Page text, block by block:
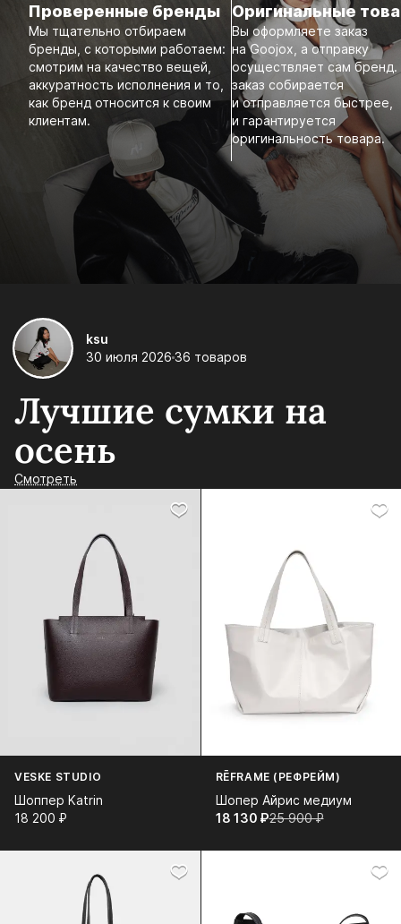
Проверенные бренды
Мы тщательно отбираем
бренды, с которыми работаем:
смотрим на качество вещей,
аккуратность исполнения и то,
как бренд относится к своим
клиентам.
Оригинальные
Вы оформляете заказ
на Goojox, а отправку
осуществляет сам бренд.
заказ собирается
и отправляется быстрее,
и гарантируется
оригинальность товара.
ksu
30 июля 2026 36 товаров
Лучшие сумки на
осень
Смотреть
VESKE STUDIO
Шоппер Katrin
18 200⁠ ⁠₽
RĒFRAME (РЕФРЕЙМ)
Шопер Айрис медиум
18 130⁠ ⁠₽25 900⁠ ⁠₽